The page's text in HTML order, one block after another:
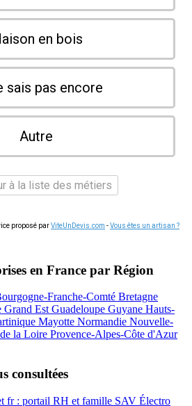
en bois
sais pas encore
Autre
à la liste des métiers
proposé parViteUnDevis.com -Vous êtes un artisan ?
en France par Région
Franche-Comté Bretagne
Grand EstGuadeloupe Guyane Hauts-
Mayotte Normandie Nouvelle-
la Loire Provence-Alpes-Côte d'Azur
consultées
fr : portail RH et famille SAV Électro